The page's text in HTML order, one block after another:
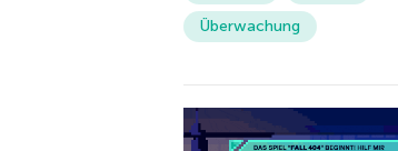
Überwachung